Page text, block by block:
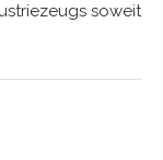
soweit